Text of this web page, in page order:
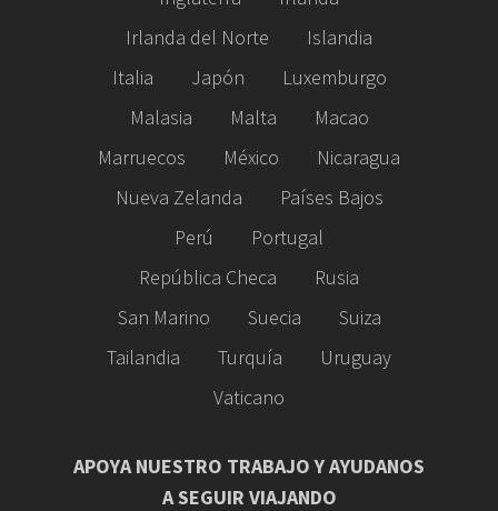
Irlanda del Norte
Islandia
Italia
Japón
Luxemburgo
Malasia
Malta
Macao
Marruecos
México
Nicaragua
Nueva Zelanda
Países Bajos
Perú
Portugal
República Checa
Rusia
San Marino
Suecia
Suiza
Tailandia
Turquía
Uruguay
Vaticano
APOYA NUESTRO TRABAJO Y AYUDANOS
A SEGUIR VIAJANDO